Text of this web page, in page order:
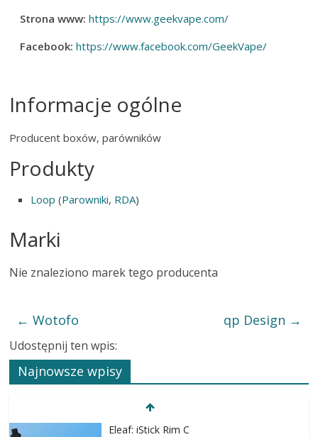
Strona www: https://www.geekvape.com/
Facebook: https://www.facebook.com/GeekVape/
Informacje ogólne
Producent boxów, parówników
Produkty
Loop (Parowniki, RDA)
Marki
Nie znaleziono marek tego producenta
← Wotofo qp Design →
Udostępnij ten wpis:
Najnowsze wpisy
Eleaf: iStick Rim C